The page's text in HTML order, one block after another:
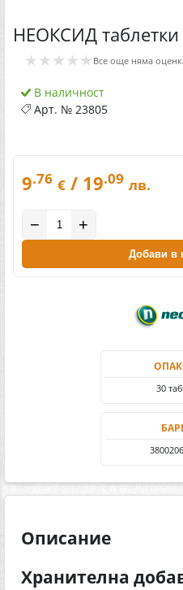
НЕОКСИД
★★★★★ Все още няма
В наличност
Арт. № 23805
9.76 € / 19.09 лв.
− +
Добави в
30
Описание
Хранителна